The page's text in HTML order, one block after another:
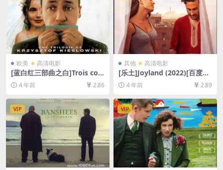
欧美 高清电影
[蓝白红三部曲之白]Trois coul
eurs: Blanc (1994)[百度网盘
+迅雷云盘资源1080P超清未
删减][MP4/5.7GB][中文字幕]
4 年前 2.86
其他 高清电影
[乐土]Joyland (2022)[百度网
盘+迅雷云盘资源1080P超清
未删减][MP4/8GB][中文字幕]
4 年前 2.89
VIP VIP